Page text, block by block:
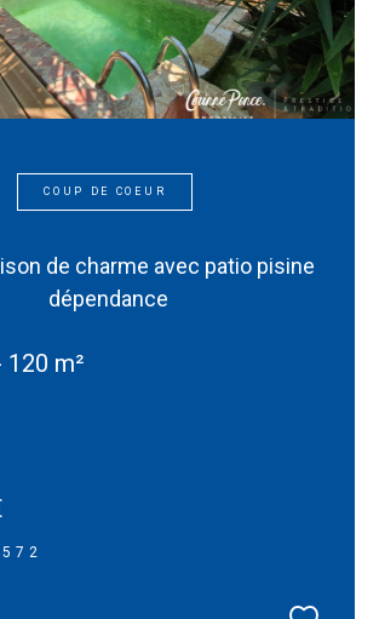
COUP DE COEUR
de charme avec patio pisine
dépendance
m²